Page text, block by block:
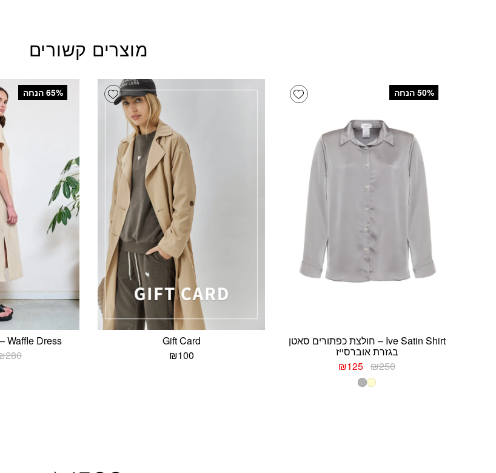
מוצרים קשורים
Add wishlist ‫50% הנחה
Ive Satin Shirt – חולצת כפתורים סאטן
בגזרת אוברסייז
₪250 המחיר
המקורי
היה:
₪125
Add wishlist
Gift Card
₪100
‫65% הנחה
Waffle Dress – שמלת ואפל קרם
280